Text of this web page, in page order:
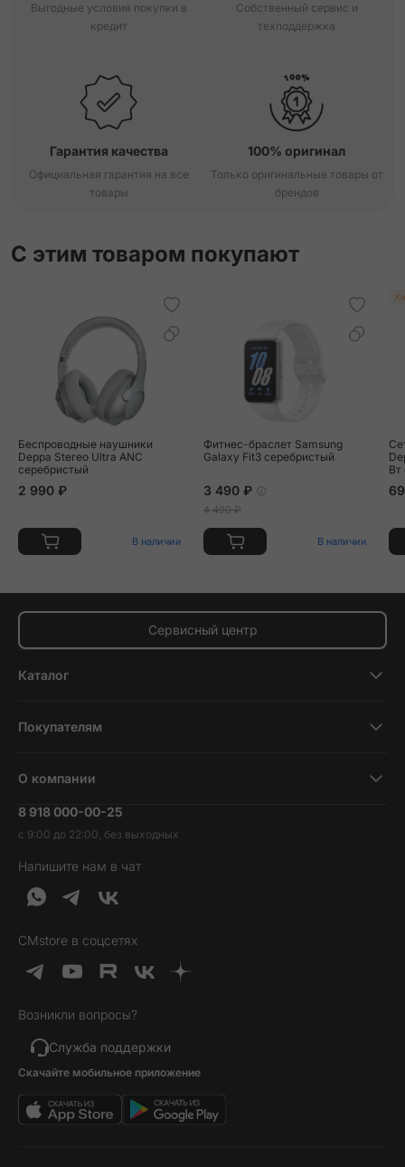
Выгодные условия покупки в
кредит
Собственный сервис и
техподдержка
Гарантия качества
Официальная гарантия на все
товары
100% оригинал
Только оригинальные товары от
брендов
С этим товаром покупают
Беспроводные наушники
Deppa Stereo Ultra ANC
серебристый
2 990 ₽
В наличии
Фитнес-браслет Samsung
Galaxy Fit3 серебристый
3 490 ₽
4 490 ₽
В наличии
Вт
Сервисный центр
Каталог
Планшеты
Наушники и колонки
Гаджеты
Услуги и софт
Идеи подарков
Товары дня
Выгодные комплекты
Хиты продаж
Уценка
Покупателям
Трейд-ин
Гарантия и возврат
Доставка и оплата
Кредит и рассрочка
О компании
Вакансии
Контакты
Обратная связь
О нас
8 918 000-00-25
с 9:00 до 22:00, без выходных
Напишите нам в чат
CMstore в соцсетях
Возникли вопросы?
Служба поддержки
Скачайте мобильное приложение